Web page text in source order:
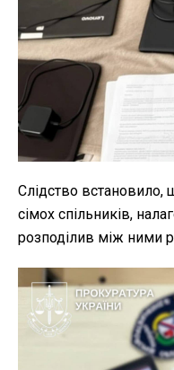
Слідство встановило,
сімох спільників,
розподілив між ними